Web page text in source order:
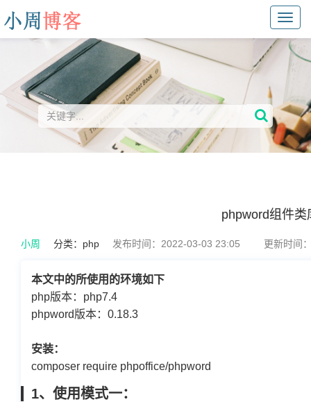
phpword组件
小周 分类： php 发布时间：2022-03-03 23:05 更新时间
本文中的所使用的环境如下
php版本：php7.4
phpword版本：0.18.3
安装：
composer require phpoffice/phpword
1、使用模式一：